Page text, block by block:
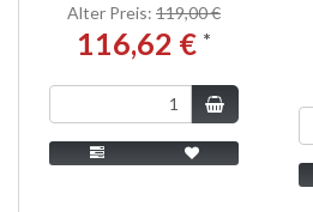
Alter Preis: 119,00 €
116,62 € *